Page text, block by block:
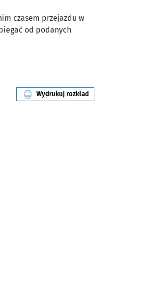
czasem przejazdu w
od podanych
Wydrukuj rozkład
linii nr 130